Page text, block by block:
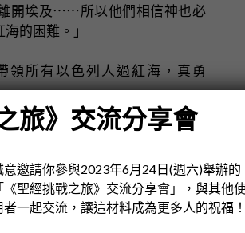
開埃及⋯⋯所以他們相信神也必
的困難。」
領所有以色列人過紅海，真勇
卡，她愛收集貼紙和郵票，喜歡
旅》交流分享會
意邀請你參與2023年6月24日(週六)舉辦的
《聖經挑戰之旅》交流分享會」，與其他
者一起交流，讓這材料成為更多人的祝福